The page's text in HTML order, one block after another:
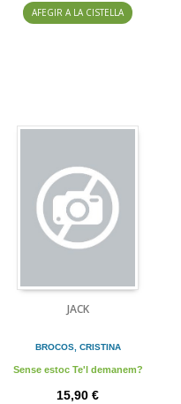
AFEGIR A LA CISTELLA
JACK
BROCOS, CRISTINA
Sense estoc Te'l demanem?
15,90 €